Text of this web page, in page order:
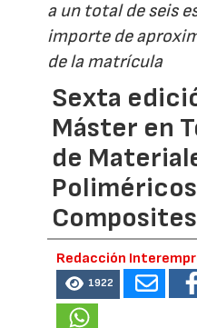
a un total de seis
importe de
de la matrícula
Sexta
Máster en
de
Redacción
1922